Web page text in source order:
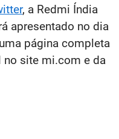
, a Redmi Índia
apresentado no dia
página completa
no site mi.com e da